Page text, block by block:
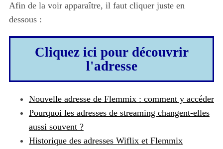
Afin de la voir apparaître, il faut cliquer juste en
dessous :
Cliquez ici pour découvrir
l'adresse
Nouvelle adresse de Flemmix : comment y accéder
Pourquoi les adresses de streaming changent-elles
aussi souvent ?
Historique des adresses Wiflix et Flemmix